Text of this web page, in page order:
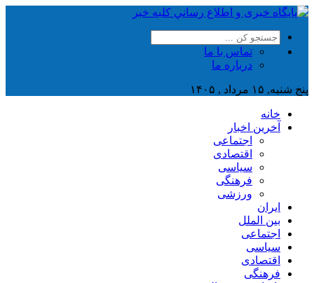
تماس با ما
درباره ما
پنج شنبه, ۱۵ مرداد , ۱۴۰۵
خانه
آخرین اخبار
اجتماعی
اقتصادی
سیاسی
فرهنگی
ورزشی
ایران
بین الملل
اجتماعی
سیاسی
اقتصادی
فرهنگی